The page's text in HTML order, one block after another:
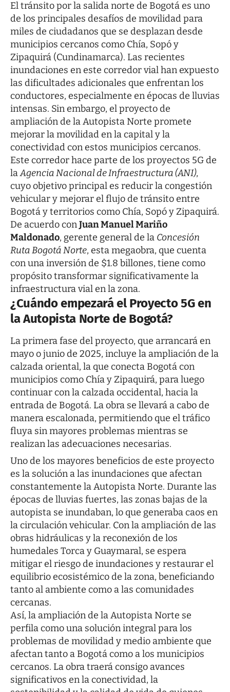
El tránsito por la salida norte de Bogotá es uno
de los principales desafíos de movilidad para
miles de ciudadanos que se desplazan desde
municipios cercanos como Chía, Sopó y
Zipaquirá (Cundinamarca). Las recientes
inundaciones en este corredor vialhan expuesto
las dificultades adicionales que enfrentan los
conductores, especialmente en épocas de lluvias
intensas. Sin embargo, el proyecto de
ampliación de la Autopista Norte promete
mejorar la movilidad en la capital y la
conectividad con estos municipios cercanos.
Este corredor hace parte de los proyectos 5G de
laAgencia Nacional de Infraestructura (ANI),
cuyo objetivo principal es reducir la congestión
vehicular y mejorar el flujo de tránsito entre
Bogotá y territorios como Chía, Sopó y Zipaquirá.
De acuerdo conJuan Manuel Mariño
Maldonado, gerente general de la Concesión
Ruta Bogotá Norte, esta megaobra, que cuenta
con una inversión de $1.8 billones, tiene como
propósito transformar significativamente la
infraestructura vial en la zona.
¿Cuándo empezará el Proyecto 5G en
la Autopista Norte de Bogotá?
La primera fase del proyecto, que arrancará en
mayo o junio de 2025, incluye la ampliación de la
calzada oriental, la que conecta Bogotá con
municipios como Chía y Zipaquirá, para luego
continuar con la calzada occidental, hacia la
entrada de Bogotá. La obra se llevará a cabo de
manera escalonada, permitiendo que el tráfico
fluya sin mayores problemas mientras se
realizan las adecuaciones necesarias.
Uno de los mayores beneficios de este proyecto
es la solución a las inundaciones que afectan
constantemente la Autopista Norte. Durante las
épocas de lluvias fuertes, las zonas bajas de la
autopista se inundaban, lo que generaba caos en
la circulación vehicular. Con la ampliación de las
obras hidráulicas y la reconexión de los
humedales Torca y Guaymaral, se espera
mitigar el riesgo de inundaciones y restaurar el
equilibrio ecosistémico de la zona, beneficiando
tanto al ambiente como a las comunidades
cercanas.
Así, la ampliación de la Autopista Norte se
perfila como una solución integral para los
problemas de movilidad y medio ambiente que
afectan tanto a Bogotá como a los municipios
cercanos. La obra traerá consigo avances
significativos en la conectividad, la